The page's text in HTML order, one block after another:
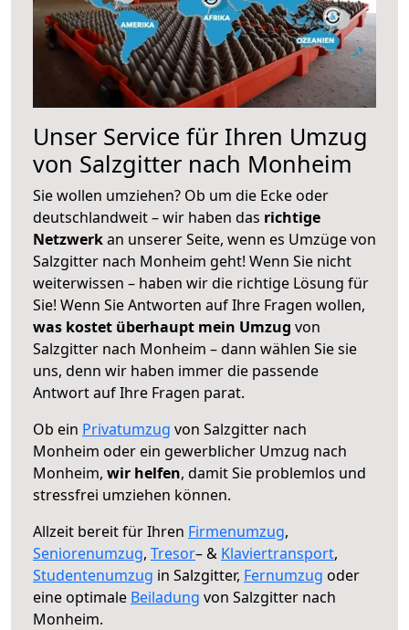
Unser Service für Ihren Umzug
von Salzgitter nach Monheim
Sie wollen umziehen? Ob um die Ecke oder
deutschlandweit – wir haben das richtige
Netzwerkan unserer Seite, wenn es Umzüge von
Salzgitter nach Monheim geht! Wenn Sie nicht
weiterwissen – haben wir die richtige Lösung für
Sie! Wenn Sie Antworten auf Ihre Fragen wollen,
was kostet überhaupt mein Umzug von
Salzgitter nach Monheim – dann wählen Sie sie
uns, denn wir haben immer die passende
Antwort auf Ihre Fragen parat.
Ob ein Privatumzug von Salzgitter nach
Monheim oder ein gewerblicher Umzug nach
Monheim, wir helfen, damit Sie problemlos und
stressfrei umziehen können.
Allzeit bereit für Ihren Firmenumzug,
Seniorenumzug, Tresor– & Klaviertransport,
Studentenumzug in Salzgitter, Fernumzug oder
eine optimale Beiladung von Salzgitter nach
Monheim.